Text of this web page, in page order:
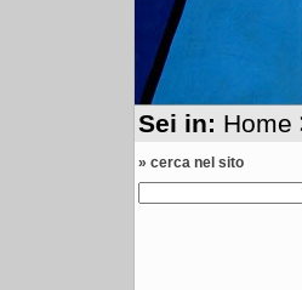
Sei in: Home
» cerca nel sito